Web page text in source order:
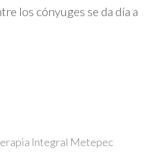
los cónyuges se da día a
Integral Metepec